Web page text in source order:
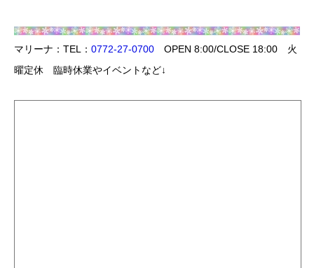
マリーナ：TEL： 0772-27-0700 OPEN 8:00/CLOSE 18:00 火
曜定休 臨時休業やイベントなど↓